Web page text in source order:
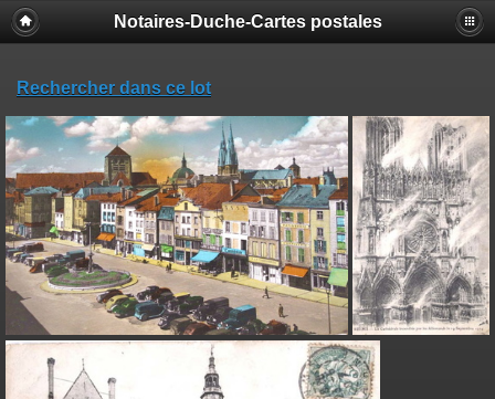
Notaires-Duche-Cartes postales
Rechercher dans ce lot